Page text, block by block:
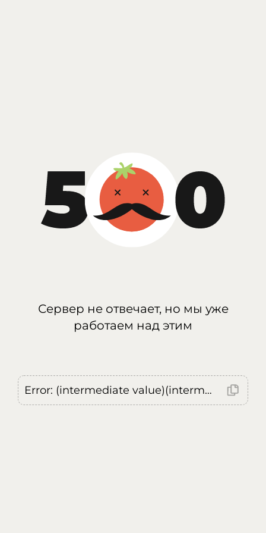
Сервер не отвечает, но мы уже
работаем над этим
Error: (intermediate value)(intermediate value)(intermediate value).replaceAll is not a function